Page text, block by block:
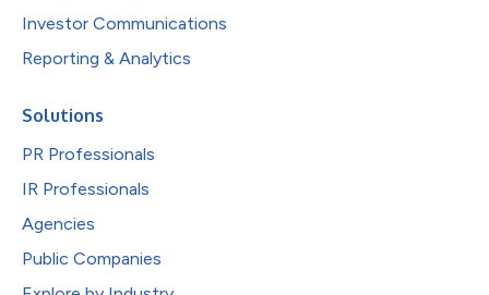
Investor Communications
Reporting & Analytics
Solutions
PR Professionals
IR Professionals
Agencies
Public Companies